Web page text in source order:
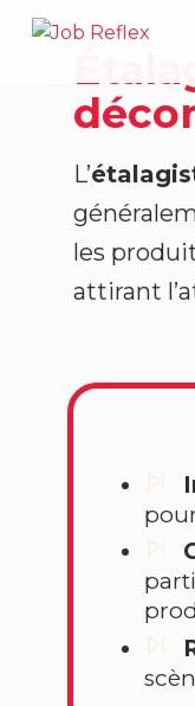
P
L’
les
attirant